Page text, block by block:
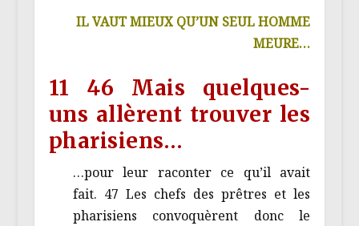
IL VAUT MIEUX QU’UN SEUL HOMME
MEURE…
11 46 Mais quelques-
uns allèrent trouver les
pharisiens…
…pour leur raconter ce qu’il avait
fait. 47 Les chefs des prêtres et les
pharisiens convoquèrent donc le